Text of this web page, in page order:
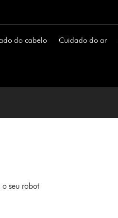
do cabelo Cuidado do ar
o seu robot